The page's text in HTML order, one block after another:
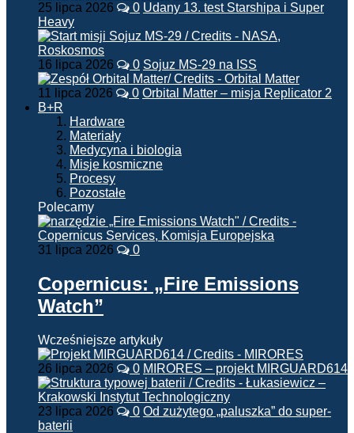
25 lipca 2026 0 Udany 13. test Starshipa i Super
Heavy
16 lipca 2026 0 Sojuz MS-29 na ISS
11 lipca 2026 0 Orbital Matter – misja Replicator 2
B+R
Hardware
Materiały
Medycyna i biologia
Misje kosmiczne
Procesy
Pozostałe
Polecamy
31 lipca 2026 0
Copernicus: „Fire Emissions
Watch”
Wcześniejsze artykuły
26 lipca 2026 0 MIRORES – projekt MIRGUARD614
23 lipca 2026 0 Od zużytego „paluszka” do super-
baterii